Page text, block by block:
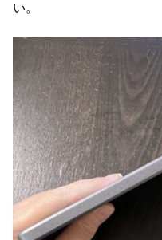
い。